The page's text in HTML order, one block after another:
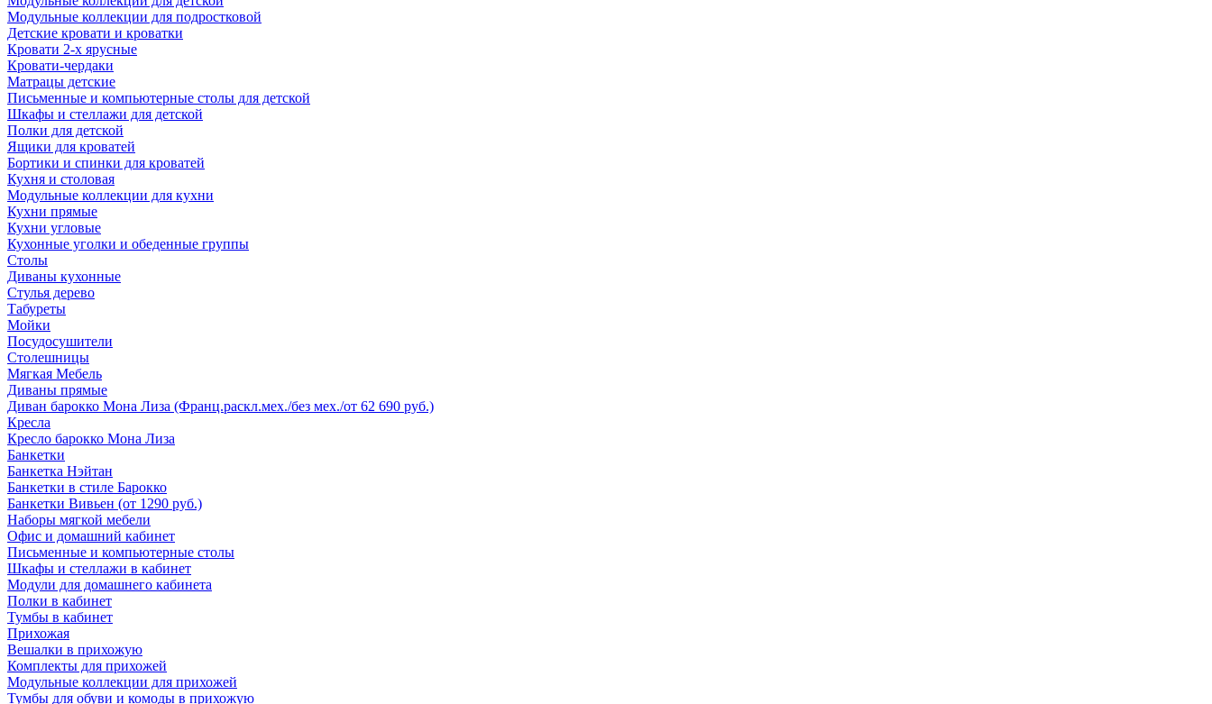
Модульные коллекции для подростковой
Детские кровати и кроватки
Кровати 2-х ярусные
Кровати-чердаки
Матрацы детские
Письменные и компьютерные столы для детской
Шкафы и стеллажи для детской
Полки для детской
Ящики для кроватей
Бортики и спинки для кроватей
Кухня и столовая
Модульные коллекции для кухни
Кухни прямые
Кухни угловые
Кухонные уголки и обеденные группы
Столы
Диваны кухонные
Стулья дерево
Табуреты
Мойки
Посудосушители
Столешницы
Мягкая Мебель
Диваны прямые
Диван барокко Мона Лиза (Франц.раскл.мех./без мех./от 62 690 руб.)
Кресла
Кресло барокко Мона Лиза
Банкетки
Банкетка Нэйтан
Банкетки в стиле Барокко
Банкетки Вивьен (от 1290 руб.)
Наборы мягкой мебели
Офис и домашний кабинет
Письменные и компьютерные столы
Шкафы и стеллажи в кабинет
Модули для домашнего кабинета
Полки в кабинет
Тумбы в кабинет
Прихожая
Вешалки в прихожую
Комплекты для прихожей
Модульные коллекции для прихожей
Тумбы для обуви и комоды в прихожую